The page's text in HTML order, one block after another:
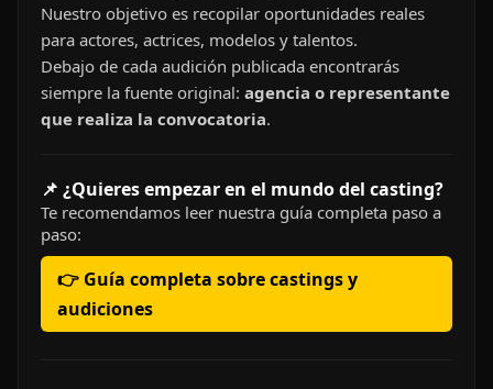
Nuestro objetivo es recopilar oportunidades reales
para actores, actrices, modelos y talentos.
Debajo de cada audición publicada encontrarás
siempre la fuente original: agencia o representante
que realiza la convocatoria.
📌 ¿Quieres empezar en el mundo del casting?
Te recomendamos leer nuestra guía completa paso a
paso:
👉 Guía completa sobre castings y
audiciones